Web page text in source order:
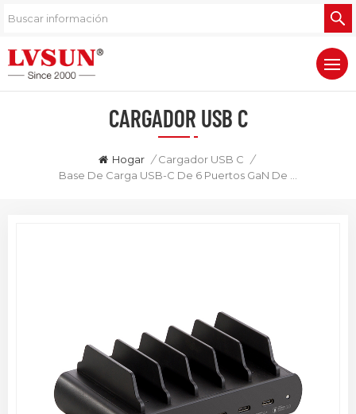
CARGADOR USB C
Hogar / Cargador USB C
/